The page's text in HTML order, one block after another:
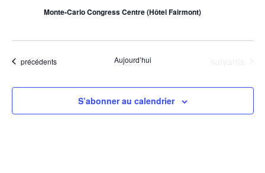
Monte-Carlo Congress Centre (Hôtel Fairmont)
Événements
précédents Aujourd’hui
S’abonner au calendrier